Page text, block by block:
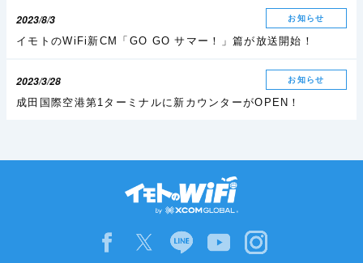
2023/8/3 お知らせ
イモトのWiFi新CM「GO GO サマー！」篇が放送開始！
2023/3/28 お知らせ
成田国際空港第1ターミナルに新カウンターがOPEN！